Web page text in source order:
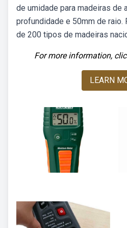
de umidade para madeiras de
profundidade e 50mm de raio.
de 200 tipos de madeiras
For more information,
LEARN